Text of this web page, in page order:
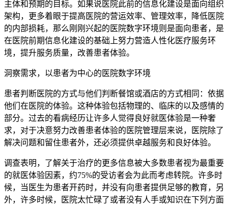
主体和预期的目标。如果说医院此前的信息化建设是面向组织
架构，更多着眼于提高医院的营运效率、管理效率，降低医院
的内部损耗，那么刚刚兴起的医院数字环境则是面向患者，是
在医院前期信息化建设的基础上努力营造人性化医疗服务环
境，提升服务质量，改善患者体验。
洞察需求，以患者为中心的医院数字环境
患者判断医院的方式与他们判断餐馆或酒店的方式相同：依据
他们在医院的体验。这种体验包括物理的、临床的以及感情的
部分。过去的看病经历让许多人觉得良好就医体验是一种奢
求，对于决意努力改善患者体验的医院管理层来说，医院除了
解决问题和留住患者外，还必须提供卓越服务和良好体验。
调查表明，了解关于治疗的更多信息被大多数患者视为最重要
的就医体验因素，约75%的受访者会为此而考虑转院。许多时
候，当医生为患者开药时，并没有向患者提供足够的教育，另
外，许多时候，医院太忙碌了或者没有人手或知识在下列方面